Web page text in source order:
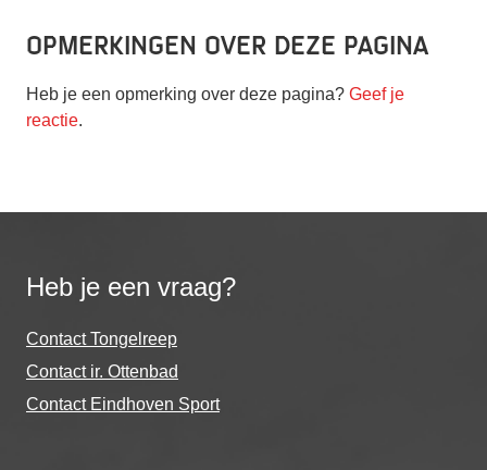
Opmerkingen over deze pagina
Heb je een opmerking over deze pagina? Geef je
reactie.
Heb je een vraag?
Contact Tongelreep
Contact ir. Ottenbad
Contact Eindhoven Sport